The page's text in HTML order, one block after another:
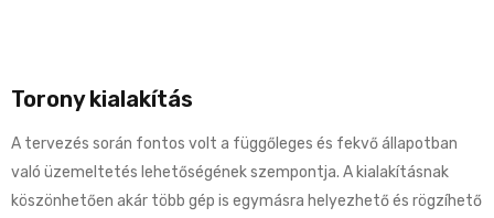
Torony kialakítás
A tervezés során fontos volt a függőleges és fekvő állapotban
való üzemeltetés lehetőségének szempontja. A kialakításnak
köszönhetően akár több gép is egymásra helyezhető és rögzíhető